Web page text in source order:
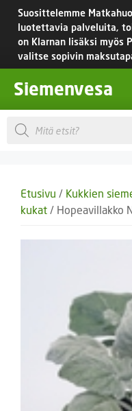
Siirry
sisältöön
Suosittelemme
luotettavia palveluita,
on Klarnan lisäksi myös
valitse sopivin
Siemenvesa
Products
search
Etusivu / Kukkien
kukat / Hopeavillakko